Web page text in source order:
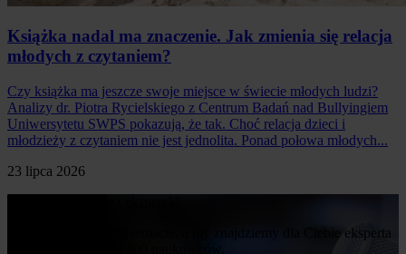
Książka nadal ma znaczenie. Jak zmienia się relacja
młodych z czytaniem?
Czy książka ma jeszcze swoje miejsce w świecie młodych ludzi?
Analizy dr. Piotra Rycielskiego z Centrum Badań nad Bullyingiem
Uniwersytetu SWPS pokazują, że tak. Choć relacja dzieci i
młodzieży z czytaniem nie jest jednolita. Ponad połowa młodych...
23 lipca 2026
Napisz nam o swoim temacie, a my znajdziemy dla Ciebie eksperta